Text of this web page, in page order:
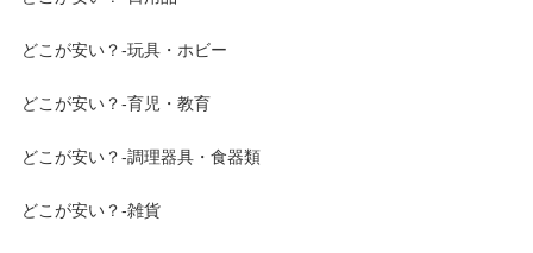
どこが安い？-玩具・ホビー
どこが安い？-育児・教育
どこが安い？-調理器具・食器類
どこが安い？-雑貨